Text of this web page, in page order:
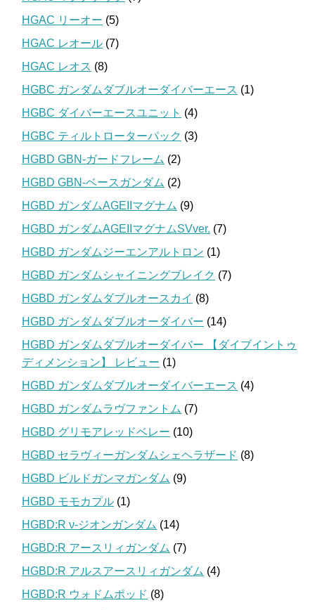
HGAC リーオー (5)
HGAC レオール (7)
HGAC レオス (8)
HGBC ガンダムダブルオーダイバーエース (1)
HGBC ダイバーエースユニット (4)
HGBC ティルトローターパック (3)
HGBD GBN-ガードフレーム (2)
HGBD GBN-ベースガンダム (2)
HGBD ガンダムAGEIIマグナム (9)
HGBD ガンダムAGEIIマグナムSVver. (7)
HGBD ガンダムジーエンアルトロン (1)
HGBD ガンダムシャイニングブレイク (7)
HGBD ガンダムダブルオースカイ (8)
HGBD ガンダムダブルオーダイバー (14)
HGBD ガンダムダブルオーダイバー 【ダイブイントゥ
ディメンション】 レビュー (1)
HGBD ガンダムダブルオーダイバーエース (4)
HGBD ガンダムラヴファントム (7)
HGBD グリモアレッドベレー (10)
HGBD セラヴィーガンダムシェヘラザード (8)
HGBD ビルドガンマガンダム (9)
HGBD モモカプル (1)
HGBD:R ν-ジオンガンダム (14)
HGBD:R アースリィガンダム (7)
HGBD:R アルスアースリィガンダム (4)
HGBD:R ウォドムポッド (8)